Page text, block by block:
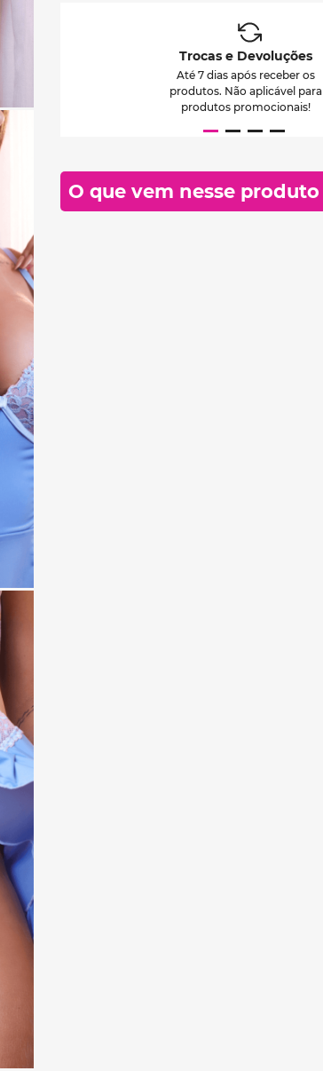
Trocas e Devoluções
Até 7 dias após receber os
produtos. Não aplicável para
produtos promocionais!
O que vem nesse produto